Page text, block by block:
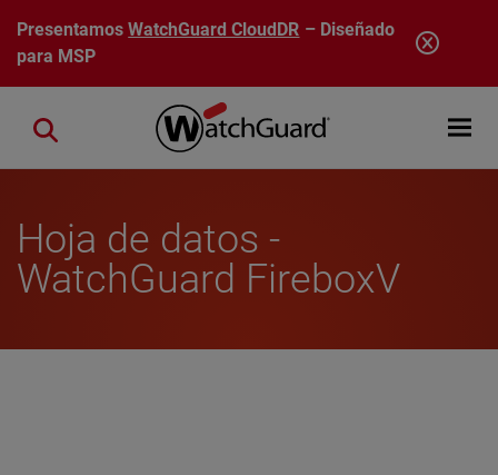
Pasar al contenido principal
PresentamosWatchGuard CloudDR – Diseñado
para MSP
Open
Close search
Hoja de datos -
WatchGuard FireboxV